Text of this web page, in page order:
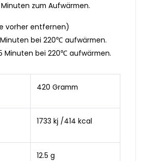
zum Aufwärmen.
vorher entfernen)
bei 220℃ aufwärmen.
Minuten bei 220℃ aufwärmen.
420 Gramm
1733 kj /414 kcal
12.5 g